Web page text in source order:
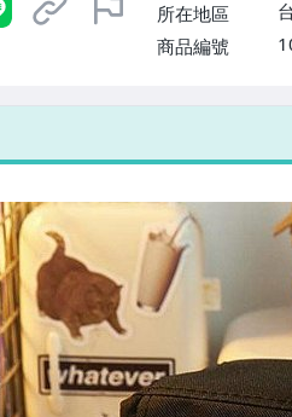
所在地區
商品編號
7-
不限